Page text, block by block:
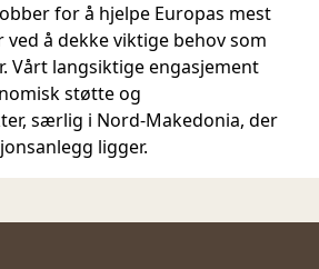
for å hjelpe Europas mest
å dekke viktige behov som
Vårt langsiktige engasjement
støtte og
særlig i Nord-Makedonia, der
ligger.